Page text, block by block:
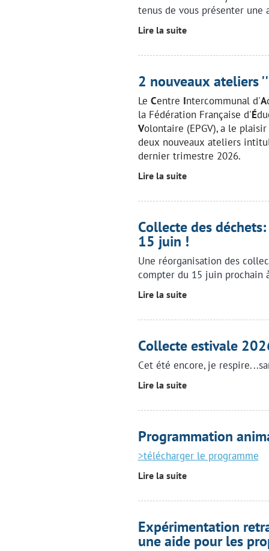
tenus de vous présenter
Lire la suite
2 nouveaux ateliers
Le Centre Intercommunal d'A
la Fédération Française d'É
Volontaire (EPGV), a le
deux nouveaux ateliers
dernier trimestre 2026.
Lire la suite
Collecte des
15 juin !
Une réorganisation des
compter du 15 juin prochain
Lire la suite
Collecte estivale
Cet été encore, je
Lire la suite
Programmation
>télécharger le programme
Lire la suite
Expérimentation
une aide pour les